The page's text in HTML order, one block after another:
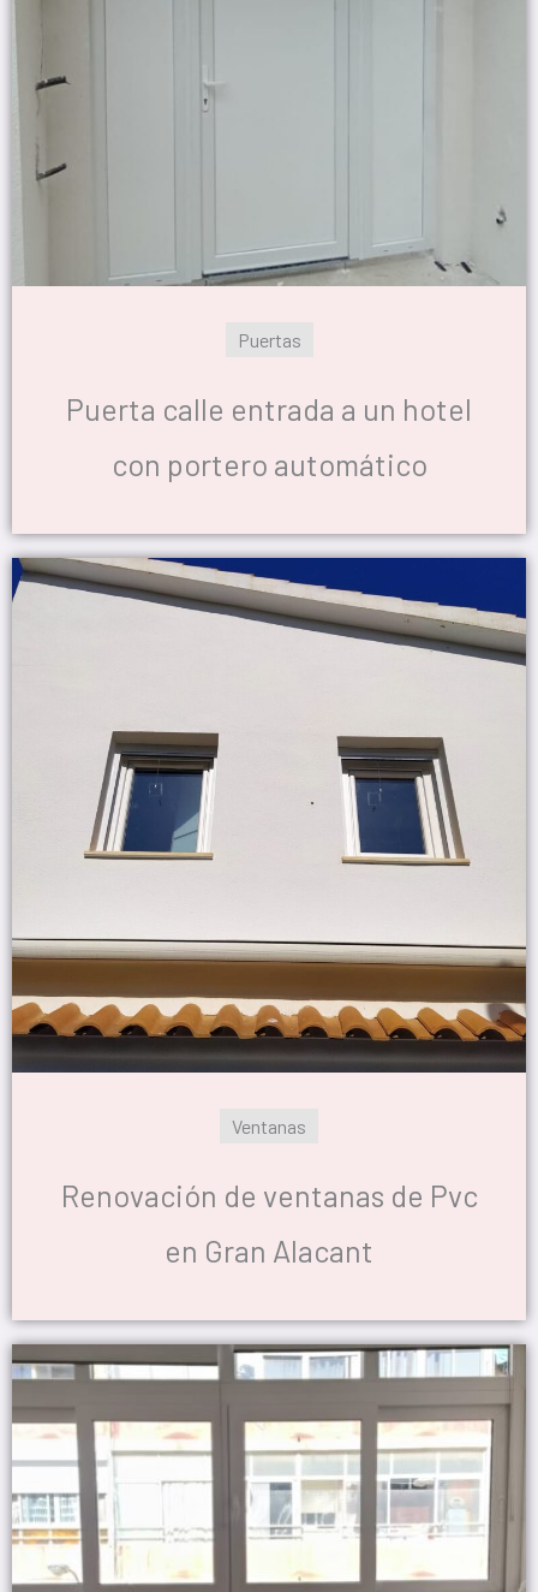
Puertas
Puerta calle entrada a un hotel
con portero automático
Ventanas
Renovación de ventanas de Pvc
en Gran Alacant